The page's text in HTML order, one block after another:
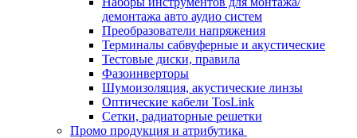
демонтажа авто аудио систем
Преобразователи напряжения
Терминалы сабвуферные и акустические
Тестовые диски, правила
Фазоинверторы
Шумоизоляция, акустические линзы
Оптические кабели TosLink
Сетки, радиаторные решетки
Промо продукция и атрибутика